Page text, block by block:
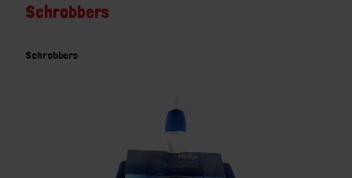
Schrobbers
Schrobbers